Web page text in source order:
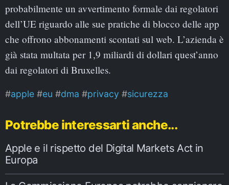
probabilmente un avvertimento formale dai regolatori
dell’UE riguardo alle sue pratiche di blocco delle app
che offrono abbonamenti scontati sul web. L’azienda è
già stata multata per 1,9 miliardi di dollari quest’anno
dai regolatori di Bruxelles.
apple eu dma privacy sicurezza
Potrebbe interessarti anche...
Apple e il rispetto del Digital Markets Act in
Europa